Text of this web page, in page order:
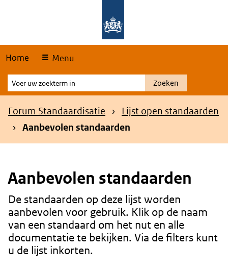
Home Menu
Voer
uw
zoekterm
Zoeken
Kruimelpad
Forum Standaardisatie
Lijst open standaarden
Aanbevolen standaarden
Aanbevolen standaarden
Content
De standaarden op deze lijst worden
aanbevolen voor gebruik. Klik op de naam
van een standaard om het nut en alle
documentatie te bekijken. Via de filters kunt
u de lijst inkorten.